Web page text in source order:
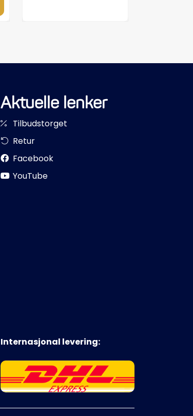
Aktuelle lenker
Tilbudstorget
Retur
Facebook
YouTube
Internasjonal levering: